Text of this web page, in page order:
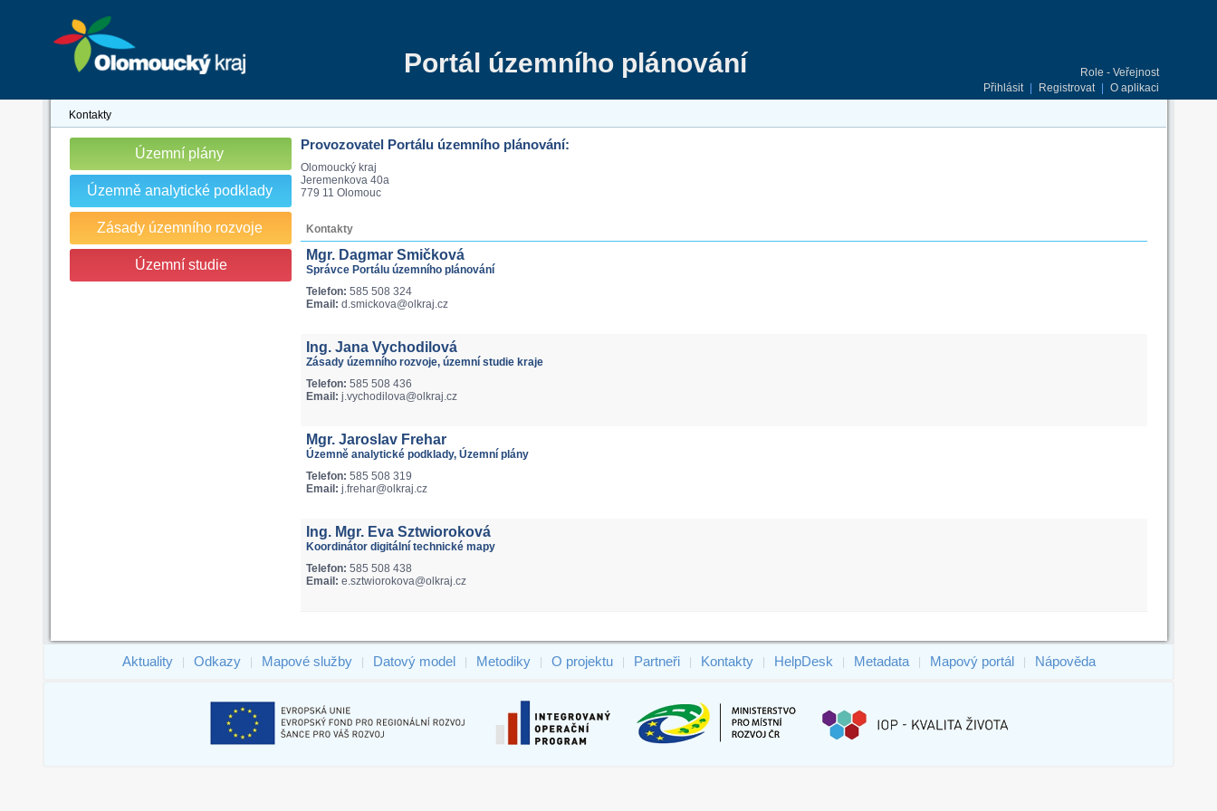
Portál územního plánování
Role - Veřejnost
Přihlásit
Registrovat O aplikaci
Kontakty
Územní plány
Územně analytické podklady
Zásady územního rozvoje
Územní studie
Provozovatel Portálu územního plánování:
Olomoucký kraj
Jeremenkova 40a
779 11 Olomouc
Kontakty
Mgr. Dagmar Smičková
Správce Portálu územního plánování
Telefon: 585 508 324
Email: d.smickova@olkraj.cz
Ing. Jana Vychodilová
Zásady územního rozvoje, územní studie kraje
Telefon: 585 508 436
Email: j.vychodilova@olkraj.cz
Mgr. Jaroslav Frehar
Územně analytické podklady, Územní plány
Telefon: 585 508 319
Email: j.frehar@olkraj.cz
Ing. Mgr. Eva Sztwioroková
Koordinátor digitální technické mapy
Telefon: 585 508 438
Email: e.sztwiorokova@olkraj.cz
Aktuality Odkazy Mapové služby Datový model Metodiky O projektu Partneři Kontakty HelpDesk Metadata Mapový portál Nápověda